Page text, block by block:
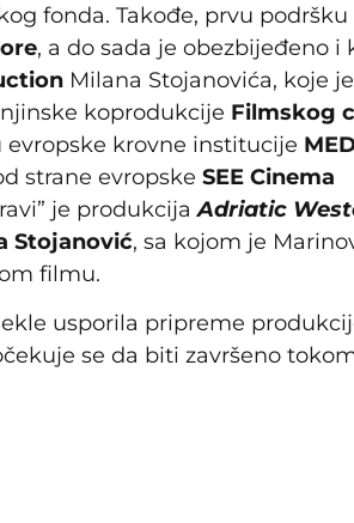
fonda. Takođe, prvu
, a do sada je obezbijeđeno i
Milana Stojanovića, koje
koprodukcije Filmskog
evropske krovne institucije
strane evropske SEE Cinema
je produkcijaAdriatic
Stojanović, sa kojom je
filmu.
usporila pripreme
se da biti završeno